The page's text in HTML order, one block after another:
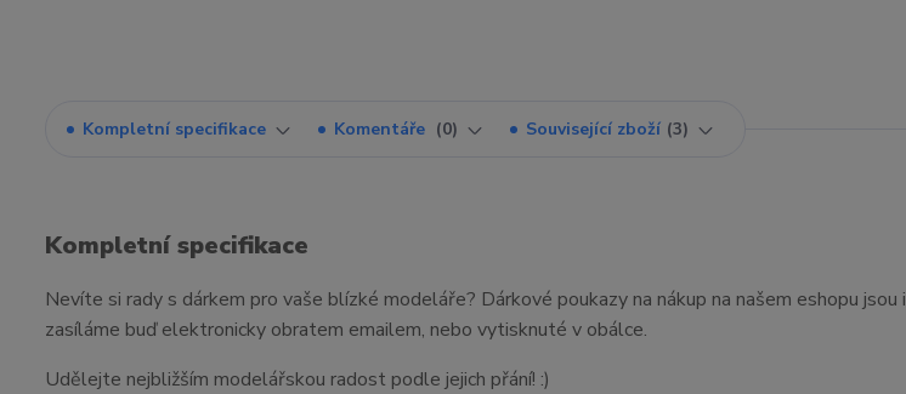
Kompletní specifikace Komentáře 0 Související zboží 3
Kompletní specifikace
Nevíte si rady s dárkem pro vaše blízké modeláře? Dárkové poukazy na nákup na našem eshopu
zasíláme buď elektronicky obratem emailem, nebo vytisknuté v obálce.
Udělejte nejbližším modelářskou radost podle jejich přání! :)